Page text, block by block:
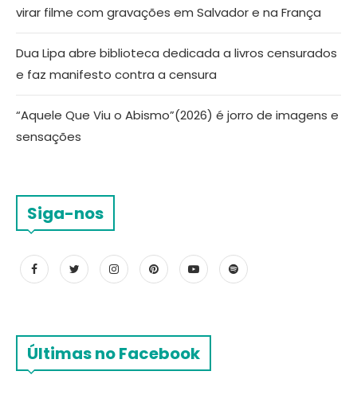
virar filme com gravações em Salvador e na França
Dua Lipa abre biblioteca dedicada a livros censurados
e faz manifesto contra a censura
“Aquele Que Viu o Abismo”(2026) é jorro de imagens e
sensações
Siga-nos
Últimas no Facebook